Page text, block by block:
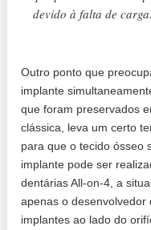
devido à falta de
Outro ponto que
implante
que foram preservados
clássica, leva um certo
para que o tecido ósseo
implante pode ser
dentárias All-on-4, a
apenas o
implantes ao lado do